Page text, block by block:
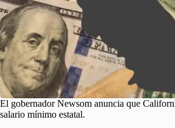
El gobernador Newsom anuncia que
salario mínimo estatal.